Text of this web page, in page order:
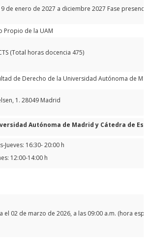
de enero de 2027 a diciembre 2027 Fase
Propio de la UAM
(Total horas docencia 475)
de Derecho de la Universidad Autónoma de
1. 28049 Madrid
Autónoma de Madrid y Cátedra de
Jueves: 16:30- 20:00 h
12:00-14:00 h
el 02 de marzo de 2026, a las 09:00 a.m. (hora